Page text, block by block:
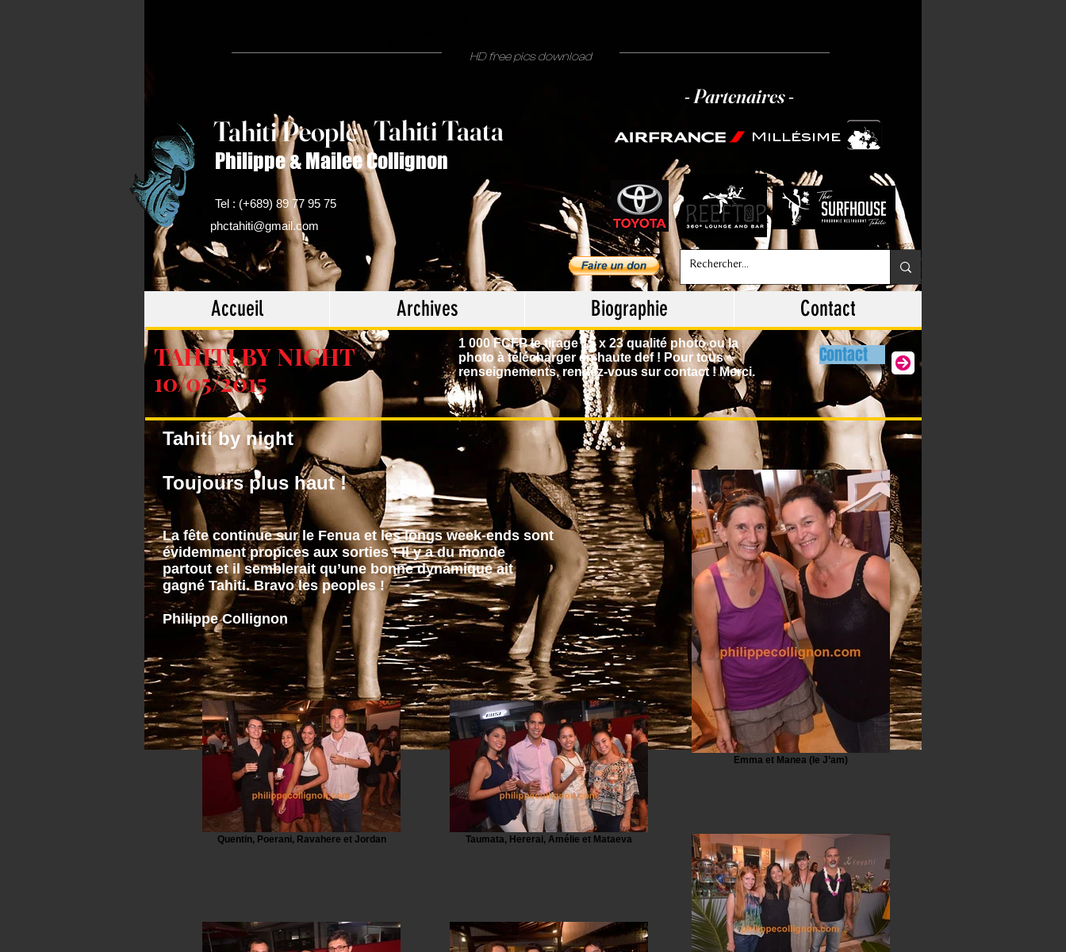
HD free pics download
Tahiti People /
Philippe & Mailee Collignon
Tel : (+689) 89 77 95 75
phctahiti@gmail.com
- Partenaires -
Millésime
Tahiti Taata
Accueil Archives Biographie Contact
TAHITI BY NIGHT
10/05/2015
1 000 FCFP le tirage 15 x 23 qualité photo ou la
photo à télécharger en haute def ! Pour tous
renseignements, rendez-vous sur contact ! Merci.
Contact
Quentin, Poerani, Ravahere et Jordan Taumata, Hererai, Amélie et Mataeva
Emma et Manea (le J’am)
Tahiti by night
Toujours plus haut !
La fête continue sur le Fenua et les longs week-ends sont
évidemment propices aux sorties ! Il y a du monde
partout et il semblerait qu’une bonne dynamique ait
gagné Tahiti. Bravo les peoples !
Philippe Collignon